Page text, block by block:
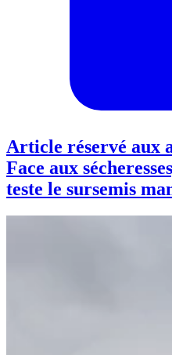
Article réservé aux
Face aux
teste le sursemis